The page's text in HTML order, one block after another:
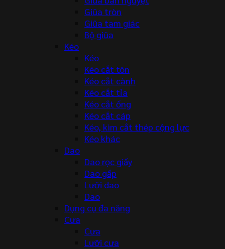
Giũa tròn
Giũa tam giác
Bộ giũa
Kéo
Kéo
Kéo cắt tôn
Kéo cắt cành
Kéo cắt tỉa
Kéo cắt ống
Kéo cắt cáp
Kéo, kìm cắt thép cộng lực
Kéo khác
Dao
Dao rọc giấy
Dao gấp
Lưỡi dao
Dao
Dụng cụ đa năng
Cưa
Cưa
Lưỡi cưa